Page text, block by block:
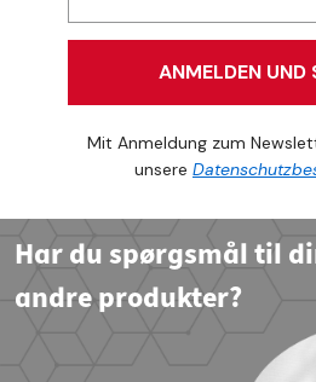
ANMELDEN UND
Mit Anmeldung zum
unsere
Har du spørgsmål til
andre produkter?